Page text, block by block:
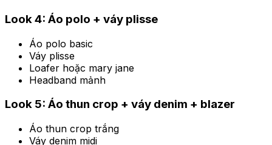
Look 4: Áo polo + váy plisse
Áo polo basic
Váy plisse
Loafer hoặc mary jane
Headband mảnh
Look 5: Áo thun crop + váy denim + blazer
Áo thun crop trắng
Váy denim midi